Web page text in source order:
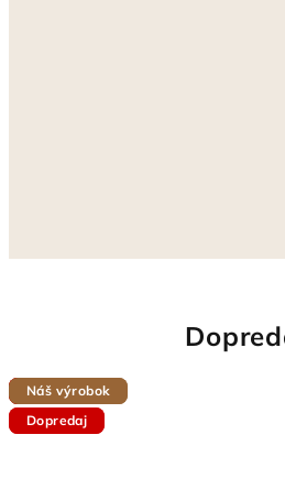
Náš výrobok
Dopredaj
Dopredaj
Dopredaj
Náš výrobok
Dopredaj